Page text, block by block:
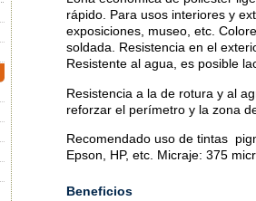
rápido. Para usos interiores y
exposiciones, museo, etc.
soldada. Resistencia en el
Resistente al agua, es posible
Resistencia a la de rotura y al
reforzar el perímetro y la zona
Recomendado uso de tintas
Epson, HP, etc. Micraje: 375
Beneficios